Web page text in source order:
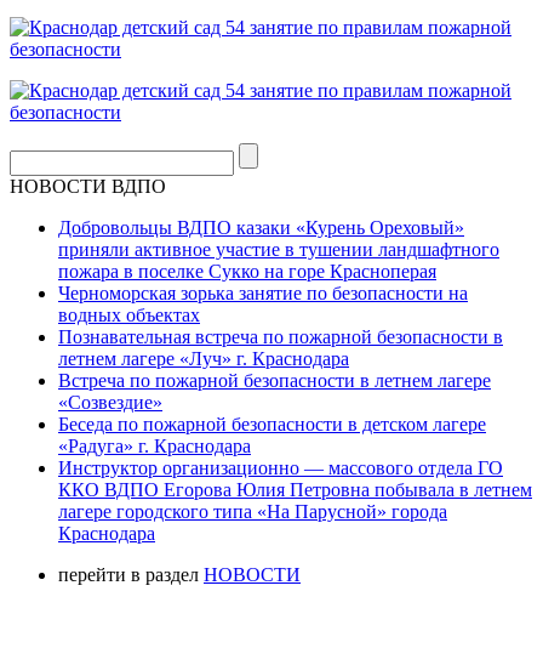
НОВОСТИ ВДПО
Добровольцы ВДПО казаки «Курень Ореховый»
приняли активное участие в тушении ландшафтного
пожара в поселке Сукко на горе Красноперая
Черноморская зорька занятие по безопасности на
водных объектах
Познавательная встреча по пожарной безопасности в
летнем лагере «Луч» г. Краснодара
Встреча по пожарной безопасности в летнем лагере
«Созвездие»
Беседа по пожарной безопасности в детском лагере
«Радуга» г. Краснодара
Инструктор организационно — массового отдела ГО
ККО ВДПО Егорова Юлия Петровна побывала в летнем
лагере городского типа «На Парусной» города
Краснодара
перейти в раздел НОВОСТИ